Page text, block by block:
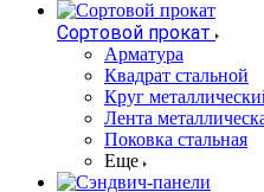
Сортовой прокат
Арматура
Квадрат стальной
Круг
Лента
Поковка стальная
Еще